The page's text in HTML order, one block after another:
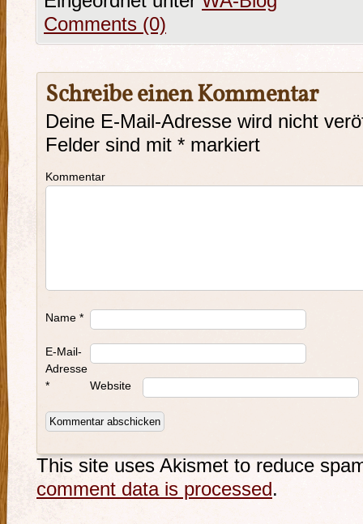
Comments (0)
Schreibe einen Kommentar
Deine E-Mail-Adresse wird nicht
Felder sind mit * markiert
Kommentar
Name *
E-Mail-
Adresse
*
Website
This site uses Akismet to reduce
comment data is processed.